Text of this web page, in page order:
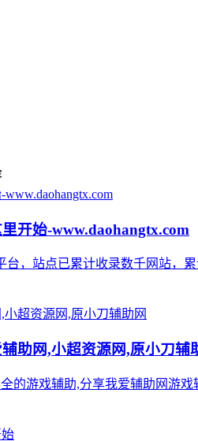
开始-www.daohangtx.com
，站点已累计收录数千网站，
助网,小超资源网,原小刀辅
的游戏辅助,分享我爱辅助网游